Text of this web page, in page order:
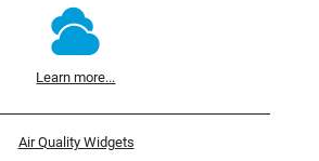
Learn more...
Air Quality Widgets